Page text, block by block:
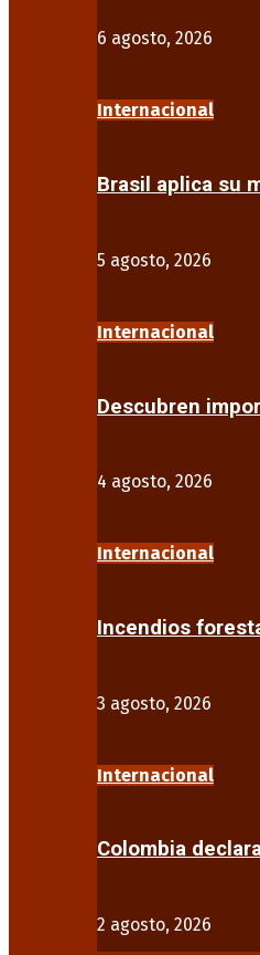
6 agosto, 2026
Internacional
Brasil aplica su
5 agosto, 2026
Internacional
Descubren
4 agosto, 2026
Internacional
Incendios
3 agosto, 2026
Internacional
Colombia
2 agosto, 2026